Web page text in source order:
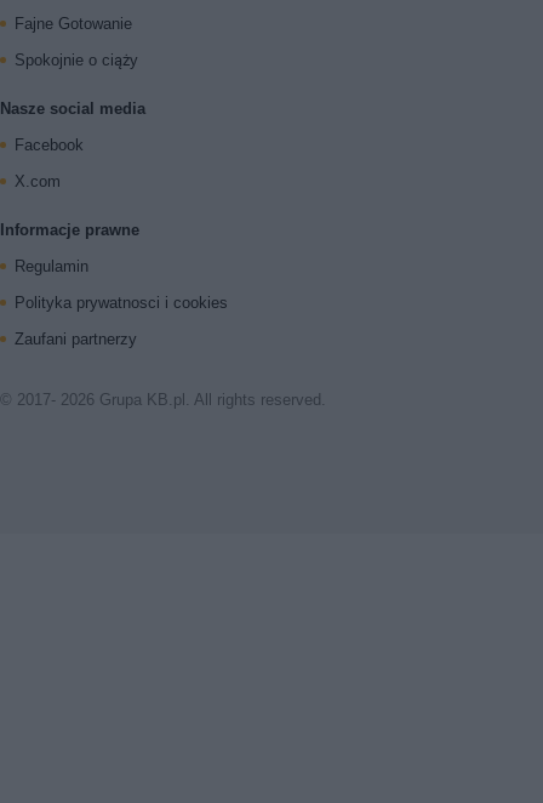
Fajne Gotowanie
Spokojnie o ciąży
Nasze social media
Facebook
X.com
Informacje prawne
Regulamin
Polityka prywatnosci i cookies
Zaufani partnerzy
© 2017- 2026 Grupa KB.pl. All rights reserved.